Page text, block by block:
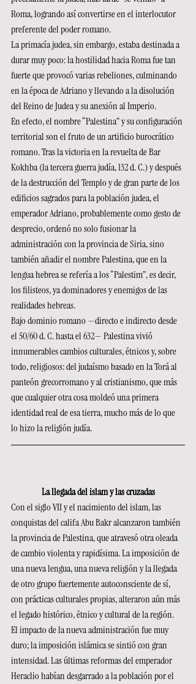
Roma, logrando así convertirse en el interlocutor
preferente del poder romano.
La primacía judea, sin embargo, estaba destinada a
durar muy poco: la hostilidad hacia Roma fue tan
fuerte que provocó varias rebeliones, culminando
en la época de Adriano y llevando a la disolución
del Reino de Judea y su anexión al Imperio.
En efecto, el nombre “Palestina” y su configuración
territorial son el fruto de un artificio burocrático
romano. Tras la victoria en la revuelta de Bar
Kokhba (la tercera guerra judía, 132 d. C.) y después
de la destrucción del Templo y de gran parte de los
edificios sagrados para la población judea, el
emperador Adriano, probablemente como gesto de
desprecio, ordenó no solo fusionar la
administración con la provincia de Siria, sino
también añadir el nombre Palestina, que en la
lengua hebrea se refería a los “Palestim”, es decir,
los filisteos, ya dominadores y enemigos de las
realidades hebreas.
Bajo dominio romano —directo e indirecto desde
el 50/60 d. C. hasta el 632— Palestina vivió
innumerables cambios culturales, étnicos y, sobre
todo, religiosos: del judaísmo basado en la Torá al
panteón grecorromano y al cristianismo, que más
que cualquier otra cosa moldeó una primera
identidad real de esa tierra, mucho más de lo que
lo hizo la religión judía.
La llegada del islam y las cruzadas
Con el siglo VII y el nacimiento del islam, las
conquistas del califa Abu Bakr alcanzaron también
la provincia de Palestina, que atravesó otra oleada
de cambio violenta y rapidísima. La imposición de
una nueva lengua, una nueva religión y la llegada
de otro grupo fuertemente autoconsciente de sí,
con prácticas culturales propias, alteraron aún más
el legado histórico, étnico y cultural de la región.
El impacto de la nueva administración fue muy
duro; la imposición islámica se sintió con gran
intensidad. Las últimas reformas del emperador
Heraclio habían desgarrado a la población por el